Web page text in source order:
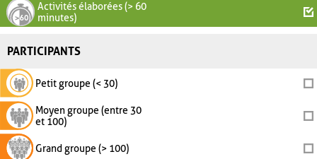
Activités élaborées (> 60
minutes)
PARTICIPANTS
Petit groupe (< 30)
Moyen groupe (entre 30
et 100)
Grand groupe (> 100)